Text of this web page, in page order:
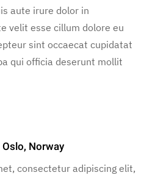
aute irure dolor in
velit esse cillum dolore eu
sint occaecat cupidatat
qui officia deserunt mollit
Norway
consectetur adipiscing elit,